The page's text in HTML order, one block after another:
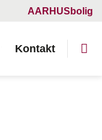
AARHUSbolig
Kontakt